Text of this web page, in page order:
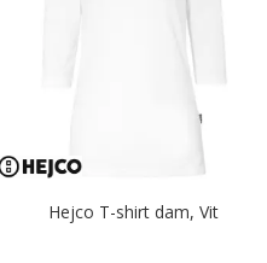
Hejco T-shirt dam, Vit